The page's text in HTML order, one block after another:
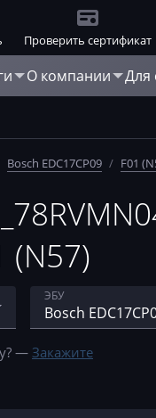
Проверить сертификат
О компании Для
Bosch EDC17CP09 / F01
(N57)
ЭБУ
Bosch EDC15
— Закажите